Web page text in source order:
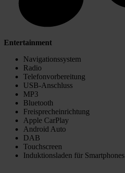
Entertainment
Navigationssystem
Radio
Telefonvorbereitung
USB-Anschluss
MP3
Bluetooth
Freisprecheinrichtung
Apple CarPlay
Android Auto
DAB
Touchscreen
Induktionsladen für Smartphones